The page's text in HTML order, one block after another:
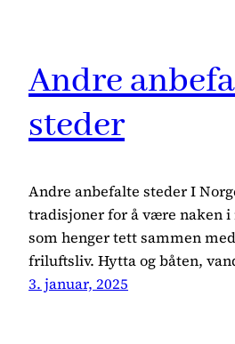
Andre
steder
Andre anbefalte steder I
tradisjoner for å være naken i
som henger tett sammen
friluftsliv. Hytta og båten,
3. januar, 2025